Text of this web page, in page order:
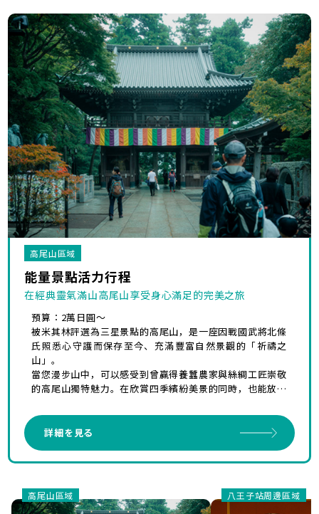
高尾山區域
能量景點活力行程
在經典靈氣滿山高尾山享受身心滿足的完美之旅
預算：2萬日圓～
被米其林評選為三星景點的高尾山，是一座因戰國武將北條
氏照悉心守護而保存至今、充滿豐富自然景觀的「祈禱之
山」。
當您漫步山中，可以感受到曾贏得養蠶農家與絲綢工匠崇敬
的高尾山獨特魅力。在欣賞四季繽紛美景的同時，也能放鬆
詳細を見る
高尾山區域 八王子站周邊區域